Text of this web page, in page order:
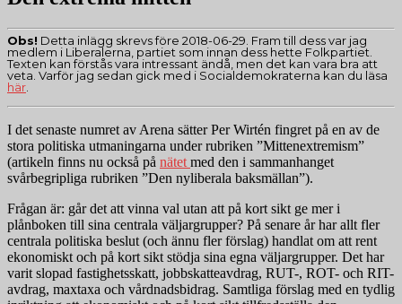
Obs! Detta inlägg skrevs före 2018-06-29. Fram till dess var jag
medlem i Liberalerna, partiet som innan dess hette Folkpartiet.
Texten kan förstås vara intressant ändå, men det kan vara bra att
veta. Varför jag sedan gick med i Socialdemokraterna kan du läsa
här.
I det senaste numret av Arena sätter Per Wirtén fingret på en av de
stora politiska utmaningarna under rubriken ”Mittenextremism”
(artikeln finns nu också på nätet med den i sammanhanget
svårbegripliga rubriken ”Den nyliberala baksmällan”).
Frågan är: går det att vinna val utan att på kort sikt ge mer i
plånboken till sina centrala väljargrupper? På senare år har allt fler
centrala politiska beslut (och ännu fler förslag) handlat om att rent
ekonomiskt och på kort sikt stödja sina egna väljargrupper. Det har
varit slopad fastighetsskatt, jobbskatteavdrag, RUT-, ROT- och RIT-
avdrag, maxtaxa och vårdnadsbidrag. Samtliga förslag med en tydlig